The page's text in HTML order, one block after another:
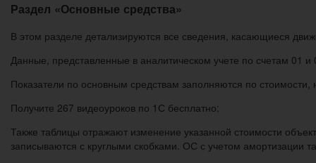
Раздел «Основные средства»
В этом разделе детализируются все сведения, касающиеся
Данные, представленные в аналитическом учете по счетам 01
Показатели по основным средствам заполняются по
Получите 267 видеоуроков по 1С бесплатно:
Также таблицы отражают изменение указанной стоимости
записываются с круглыми скобками. ОС с учетом амортизации